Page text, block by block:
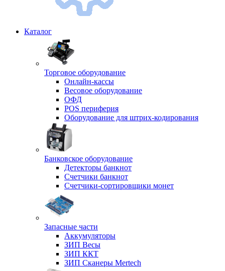
Каталог
Торговое оборудование
Онлайн-кассы
Весовое оборудование
ОФД
POS периферия
Оборудование для штрих-кодирования
Банковское оборудование
Детекторы банкнот
Счетчики банкнот
Счетчики-сортировщики монет
Запасные части
Аккумуляторы
ЗИП Весы
ЗИП ККТ
ЗИП Сканеры Mertech